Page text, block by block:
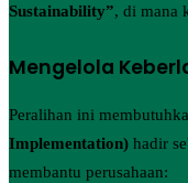
Sustainability”, di mana
Mengelola
Peralihan ini
Implementation) hadir
membantu perusahaan: